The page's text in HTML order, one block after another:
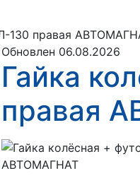
130 правая
Обновлен 06.08.2026
Гайка
правая